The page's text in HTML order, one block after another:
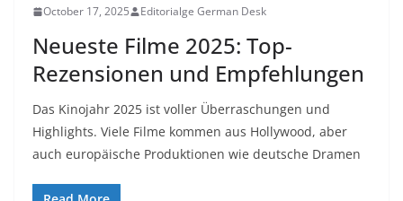
October 17, 2025 Editorialge German Desk
Neueste Filme 2025: Top-
Rezensionen und Empfehlungen
Das Kinojahr 2025 ist voller Überraschungen und
Highlights. Viele Filme kommen aus Hollywood, aber
auch europäische Produktionen wie deutsche Dramen